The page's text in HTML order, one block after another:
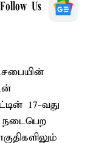
Follow Us
17-வது
நடைபெற